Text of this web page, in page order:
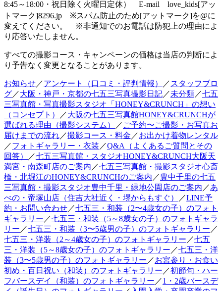
8:45～18:00・祝日除く火曜日定休） E-mail love_kids[アッ
トマーク]8296.jp ※スパム防止のため[アットマーク]を@に
変えてください。 ※非通知でのお電話は防犯上の理由によ
り応答いたしません。
すべての撮影コース・キャンペーンの価格は当店の判断によ
り予告なく変更となることがあります。
お知らせ／アンケート（口コミ・評判情報） ／ スタッフブロ
グ／大阪・神戸・京都の七五三写真撮影日記／未分類／七五
三写真館・写真撮影スタジオ「HONEY&CRUNCH」の想い
（コンセプト）
／大阪の七五三写真館HONEY&CRUNCHが
選ばれる理由（撮影システム）
／ ご予約〜ご撮影・お写真お
届けまでの流れ／撮影コース・料金 ／お出かけ着物レンタル
／フォトギャラリー・衣装 ／Q&A（よくあるご質問とその
回答）
／七五三写真館・スタジオHONEY&CRUNCH大阪天
満宮・南森町店のご案内 ／七五三写真館・撮影スタジオ心斎
橋・北堀江のHONEY&CRUNCHのご案内 ／豊中千里の七五
三写真館・撮影スタジオ豊中千里・緑地公園店のご案内 ／あ
べの・帝塚山店（住吉大社近く・堺からもすぐ）
／LINE予
約・お問い合わせ／七五三・和装（2〜4歳女の子）のフォト
ギャラリー ／七五三・和装（5～8歳女の子）のフォトギャラ
リー ／七五三・和装（3〜5歳男の子）のフォトギャラリー ／
七五三・洋装（2～4歳女の子）のフォトギャラリー ／七五
三・洋装（5～8歳女の子）のフォトギャラリー ／七五三・洋
装（3〜5歳男の子）のフォトギャラリー ／お宮参り・お食い
初め・百日祝い（和装）のフォトギャラリー ／初節句・ハー
フバースデイ（和装）のフォトギャラリー ／1・2歳バースデ